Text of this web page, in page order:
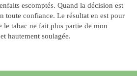
escomptés. Quand la décision est
toute confiance. Le résultat en est pour
le tabac ne fait plus partie de mon
hautement soulagée.